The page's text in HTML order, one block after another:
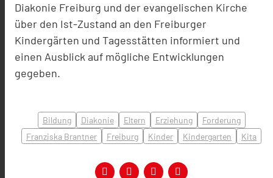
Diakonie Freiburg und der evangelischen Kirche
über den Ist-Zustand an den Freiburger
Kindergärten und Tagesstätten informiert und
einen Ausblick auf mögliche Entwicklungen
gegeben.
Bildung Diakonie Eltern Erziehung
Forderung
Franziska Brantner
Freiburg Kinder Kindergarten Kita